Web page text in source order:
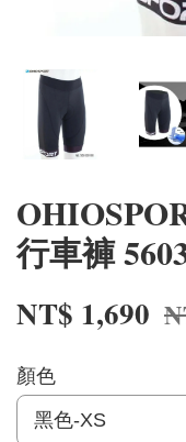
行車褲
NT$ 1,690
顏色